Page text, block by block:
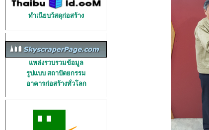
ทำเนียบว้สดุก่อสร้าง
แหล่งรวบรวมข้อมูล
รูปแบบ สถาปัตยกรรม
อาคารก่อสร้างทั่วโลก